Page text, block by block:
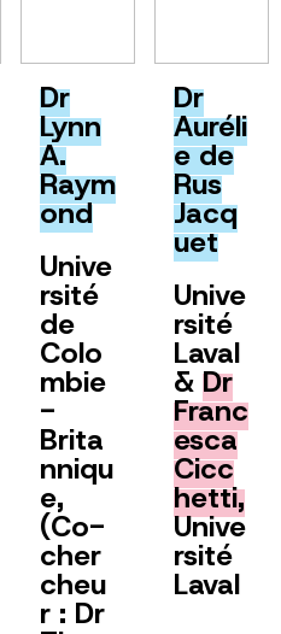
Dr
Lynn
A.
Raym
ond
Unive
rsité
de
Colo
mbie
-
Brita
nniqu
e,
(Co-
cher
cheu
r : Dr
Dr
Auréli
e de
Rus
Jacq
uet
Unive
rsité
Laval
& Dr
Franc
esca
Cicc
hetti,
Unive
rsité
Laval